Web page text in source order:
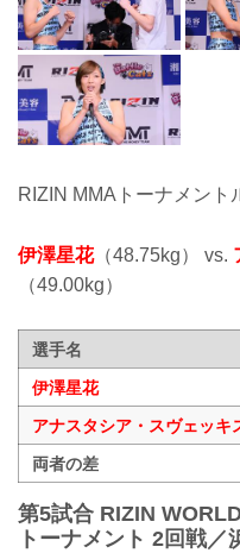
RIZIN MMAトーナメント
伊澤星花（48.75kg） vs.
（49.00kg）
選手名
伊澤星花
アナスタシア・スヴェッキ
両者の差
第5試合 RIZIN
トーナメント 2回戦